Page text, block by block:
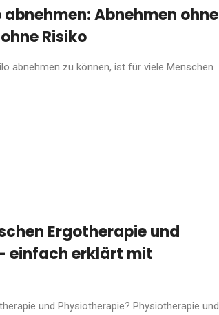
abnehmen: Abnehmen ohne
Risiko
abnehmen zu können, ist für viele Menschen
Ergotherapie und
einfach erklärt mit
und Physiotherapie? Physiotherapie und